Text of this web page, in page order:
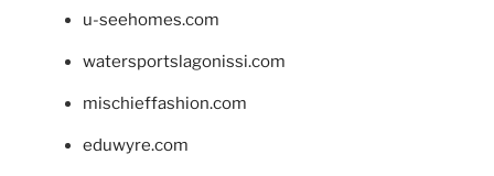
u-seehomes.com
watersportslagonissi.com
mischieffashion.com
eduwyre.com